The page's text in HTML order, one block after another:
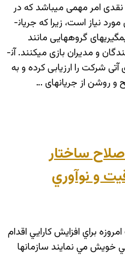
امر مهمی می­باشد که در
بسیاری از تصمیم­ های اقتصادی مورد نیاز است، زیرا که جریان­
گروه­هایی مانند
تحلیل­گران اوراق بهادار، اعتبار­دهندگان و مدیران بازی می­کنند. آن­
آتی شرکت را ارزیابی کرده و به
روشن از جریان­های …
ساختار
و نوآوري
براي افزايش کارايي اقدام
خويش مي نمايند سازمانها